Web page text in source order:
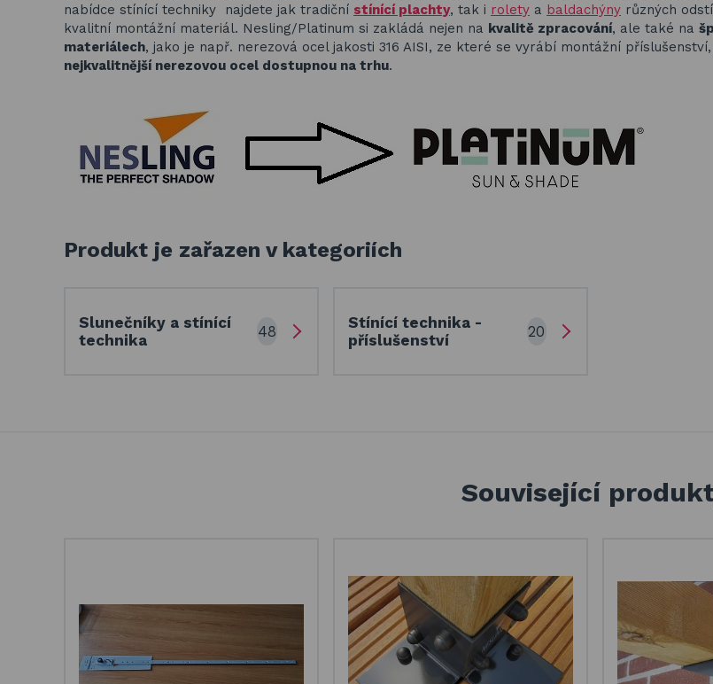
nabídce stínící techniky najdete jak tradiční stínící plachty, tak i rolety a baldachýny různých
kvalitní montážní materiál. Nesling/Platinum si zakládá nejen na kvalitě zpracování, ale také na
materiálech, jako je např. nerezová ocel jakosti 316 AISI, ze které se vyrábí montážní
nejkvalitnější nerezovou ocel dostupnou na trhu.
Produkt je zařazen v kategoriích
Slunečníky a stínící
technika
48
Stínící technika -
příslušenství
20
Související